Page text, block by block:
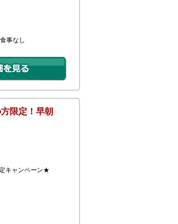
食事なし
限定！早朝
キャンペーン★